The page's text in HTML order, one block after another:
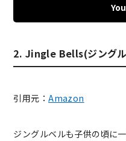
2. Jingle Bells(ジング
引用元：Amazon
ジングルベルも子供の頃に